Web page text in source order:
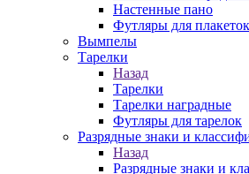
Настенные пано
Футляры для плакеток
Вымпелы
Тарелки
Назад
Тарелки
Тарелки наградные
Футляры для тарелок
Разрядные знаки и
Назад
Разрядные знаки и